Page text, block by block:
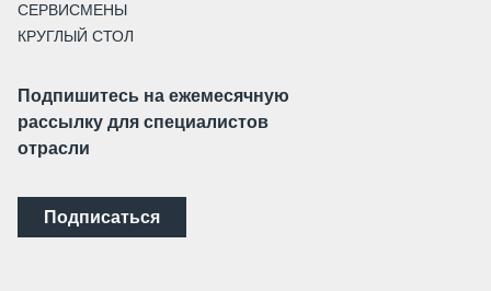
СЕРВИСМЕНЫ
КРУГЛЫЙ СТОЛ
Подпишитесь на ежемесячную
рассылку для специалистов
отрасли
Подписаться